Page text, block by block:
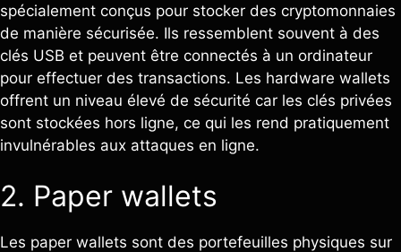
spécialement conçus pour stocker des cryptomonnaies
de manière sécurisée. Ils ressemblent souvent à des
clés USB et peuvent être connectés à un ordinateur
pour effectuer des transactions. Les hardware wallets
offrent un niveau élevé de sécurité car les clés privées
sont stockées hors ligne, ce qui les rend pratiquement
invulnérables aux attaques en ligne.
2. Paper wallets
Les paper wallets sont des portefeuilles physiques sur